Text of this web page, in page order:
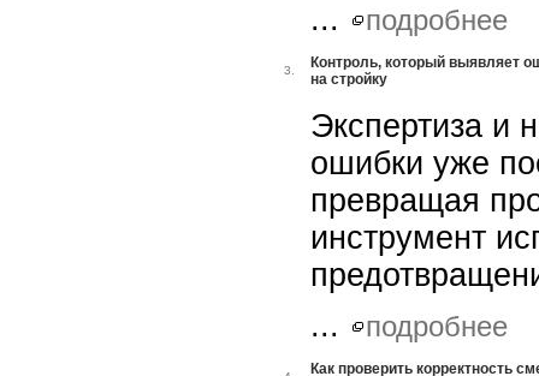
...
подробнее
3.
Контроль, который выявляет
на стройку
Экспертиза и
ошибки уже
превращая
инструмент
...
подробнее
Как проверить корректность